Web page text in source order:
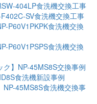
404LP食洗機交換工事
SV食洗機交換工事
P60V1PKPK食洗機交換
P60V1PSPS食洗機交換
】NP-45MS8S交換事例
食洗機新設事例
45MS8S食洗機交換事